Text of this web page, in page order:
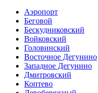
Аэропорт
Беговой
Бескудниковский
Войковский
Головинский
Восточное Дегунино
Западное Дегунино
Дмитровский
Коптево